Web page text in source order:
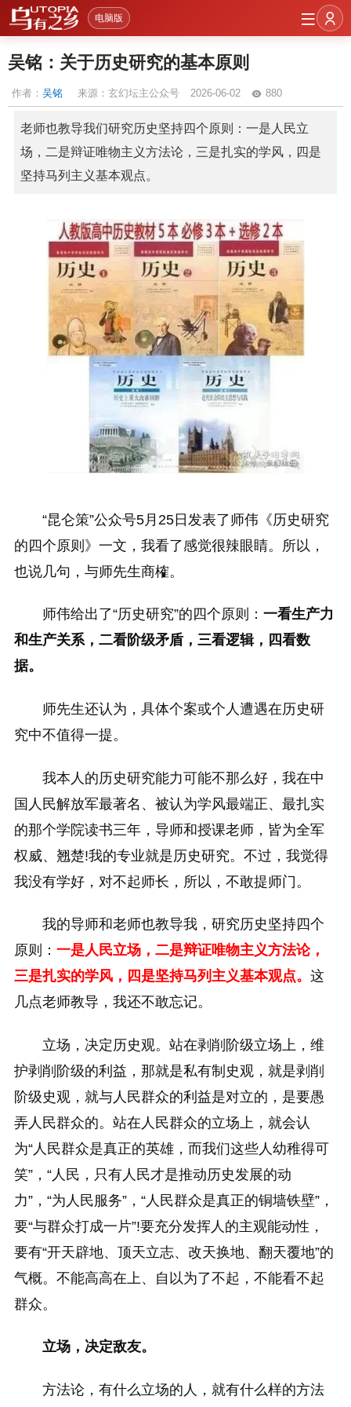
电脑版
吴铭：关于历史研究的基本原则
作者： 吴铭 来源：玄幻坛主公众号 2026-06-02 880
老师也教导我们研究历史坚持四个原则：一是人民立
场，二是辩证唯物主义方法论，三是扎实的学风，四是
坚持马列主义基本观点。
“昆仑策”公众号5月25日发表了师伟《历史研究
的四个原则》一文，我看了感觉很辣眼睛。所以，
也说几句，与师先生商榷。
师伟给出了“历史研究”的四个原则： 一看生产力
和生产关系，二看阶级矛盾，三看逻辑，四看数
据。
师先生还认为，具体个案或个人遭遇在历史研
究中不值得一提。
我本人的历史研究能力可能不那么好，我在中
国人民解放军最著名、被认为学风最端正、最扎实
的那个学院读书三年，导师和授课老师，皆为全军
权威、翘楚!我的专业就是历史研究。不过，我觉得
我没有学好，对不起师长，所以，不敢提师门。
我的导师和老师也教导我，研究历史坚持四个
原则： 一是人民立场，二是辩证唯物主义方法论，
三是扎实的学风，四是坚持马列主义基本观点。 这
几点老师教导，我还不敢忘记。
立场，决定历史观。站在剥削阶级立场上，维
护剥削阶级的利益，那就是私有制史观，就是剥削
阶级史观，就与人民群众的利益是对立的，是要愚
弄人民群众的。站在人民群众的立场上，就会认
为“人民群众是真正的英雄，而我们这些人幼稚得可
笑”，“人民，只有人民才是推动历史发展的动
力”，“为人民服务”，“人民群众是真正的铜墙铁壁”，
要“与群众打成一片”!要充分发挥人的主观能动性，
要有“开天辟地、顶天立志、改天换地、翻天覆地”的
气概。不能高高在上、自以为了不起，不能看不起
群众。
立场，决定敌友。
方法论，有什么立场的人，就有什么样的方法